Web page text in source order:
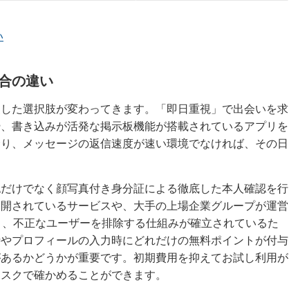
の違い
た選択肢が変わってきます。「即日重視」で出会いを求
書き込みが活発な掲示板機能が搭載されているアプリを
、メッセージの返信速度が速い環境でなければ、その日
けでなく顔写真付き身分証による徹底した本人確認を行
されているサービスや、大手の上場企業グループが運営
不正なユーザーを排除する仕組みが確立されているた
プロフィールの入力時にどれだけの無料ポイントが付与
るかどうかが重要です。初期費用を抑えてお試し利用が
クで確かめることができます。